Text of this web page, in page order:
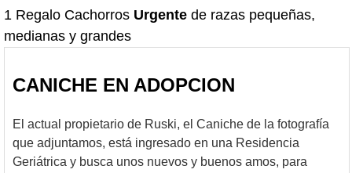
1 Regalo Cachorros Urgente de razas pequeñas,
medianas y grandes
CANICHE EN ADOPCION
El actual propietario de Ruski, el Caniche de la fotografía
que adjuntamos, está ingresado en una Residencia
Geriátrica y busca unos nuevos y buenos amos, para